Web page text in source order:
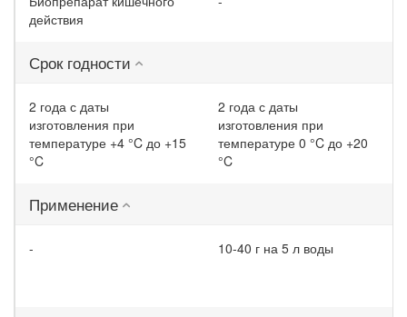
действия
Срок годности
2 года с даты
изготовления при
температуре +4 °C до +15
°C
2 года с даты
изготовления при
температуре 0 °C до +20
°C
Применение
- 10-40 г на 5 л воды